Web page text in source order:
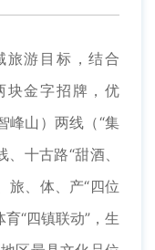
旅游目标，结合
块金字招牌，优
峰山）两线（“集
十古路“甜酒、
旅、体、产“四位
“四镇联动”，生